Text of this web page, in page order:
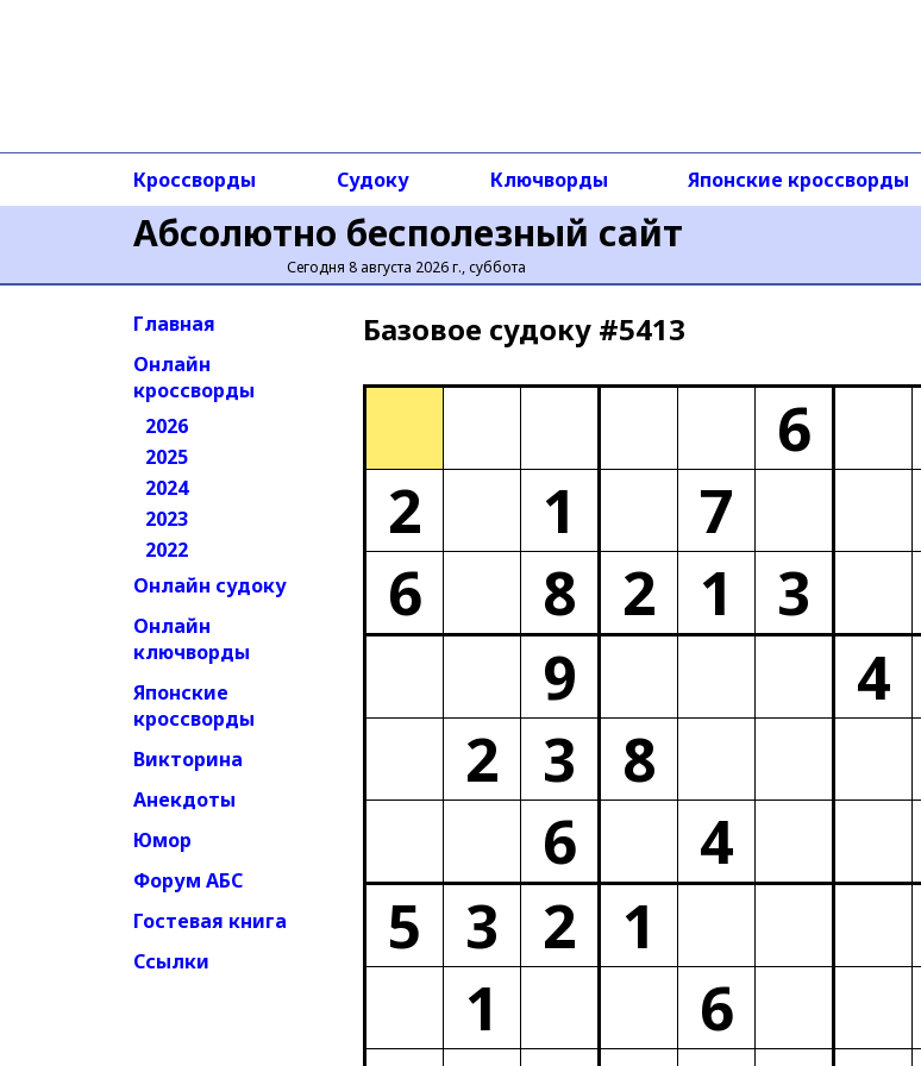
Абсолютно бесполезный сайт
Сегодня 8 августа 2026 г., суббота
Кроссворды Судоку Ключворды Японские кроссворды
Главная
Онлайн
кроссворды
2026
2025
2024
2023
2022
Онлайн судоку
Онлайн
ключворды
Японские
кроссворды
Викторина
Анекдоты
Юмор
Форум АБС
Гостевая книга
Ссылки
Базовое cудоку #5413
6
2
1
7
6
8 2 1
3
9
4
2 3
8
6
4
5
3 2 1
1
6